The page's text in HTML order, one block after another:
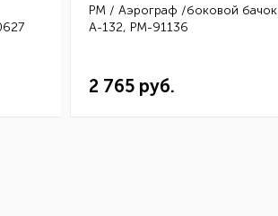
РМ / Аэрограф /боковой бачок
А-132, РМ-91136
2 765 руб.